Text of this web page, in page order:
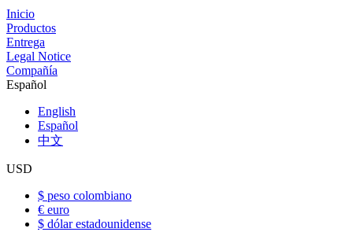
Inicio
Productos
Entrega
Legal Notice
Compañía
Español
English
Español
中文
USD
$ peso colombiano
€ euro
$ dólar estadounidense